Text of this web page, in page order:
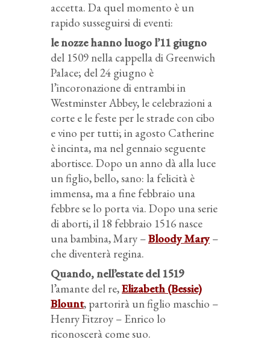
accetta. Da quel momento è un
rapido susseguirsi di eventi:
le nozze hanno luogo l’11 giugno
del 1509 nella cappella di Greenwich
Palace; del 24 giugno è
l’incoronazione di entrambi in
Westminster Abbey, le celebrazioni a
corte e le feste per le strade con cibo
e vino per tutti; in agosto Catherine
è incinta, ma nel gennaio seguente
abortisce. Dopo un anno dà alla luce
un figlio, bello, sano: la felicità è
immensa, ma a fine febbraio una
febbre se lo porta via. Dopo una serie
di aborti, il 18 febbraio 1516 nasce
una bambina, Mary –Bloody Mary–
che diventerà regina.
Quando, nell’estate del 1519
l’amante del re,Elizabeth (Bessie)
Blount, partorirà un figlio maschio –
Henry Fitzroy – Enrico lo
riconoscerà come suo.